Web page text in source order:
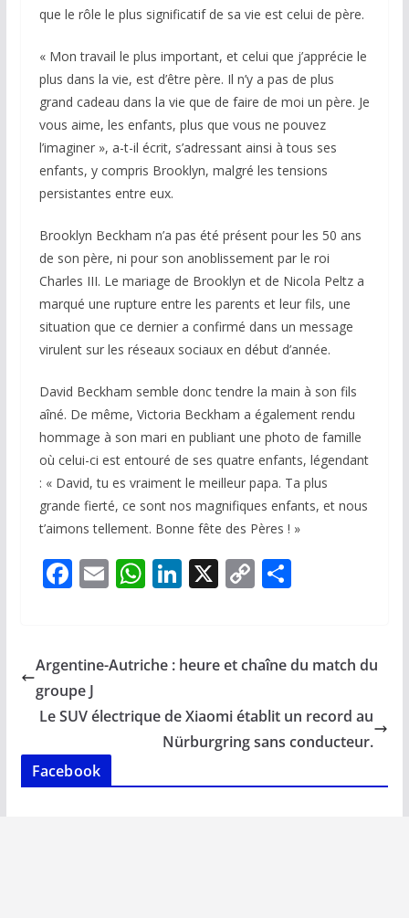
que le rôle le plus significatif de sa vie est celui de père.
« Mon travail le plus important, et celui que j’apprécie le
plus dans la vie, est d’être père. Il n’y a pas de plus
grand cadeau dans la vie que de faire de moi un père. Je
vous aime, les enfants, plus que vous ne pouvez
l’imaginer », a-t-il écrit, s’adressant ainsi à tous ses
enfants, y compris Brooklyn, malgré les tensions
persistantes entre eux.
Brooklyn Beckham n’a pas été présent pour les 50 ans
de son père, ni pour son anoblissement par le roi
Charles III. Le mariage de Brooklyn et de Nicola Peltz a
marqué une rupture entre les parents et leur fils, une
situation que ce dernier a confirmé dans un message
virulent sur les réseaux sociaux en début d’année.
David Beckham semble donc tendre la main à son fils
aîné. De même, Victoria Beckham a également rendu
hommage à son mari en publiant une photo de famille
où celui-ci est entouré de ses quatre enfants, légendant
: « David, tu es vraiment le meilleur papa. Ta plus
grande fierté, ce sont nos magnifiques enfants, et nous
t’aimons tellement. Bonne fête des Pères ! »
F
b
o
o
k
E
l
W
s
p
Li
e
n
X C
y
n
k
P
g
Argentine-Autriche : heure et chaîne du match du
groupe J
Le SUV électrique de Xiaomi établit un record au
Nürburgring sans conducteur.
Facebook